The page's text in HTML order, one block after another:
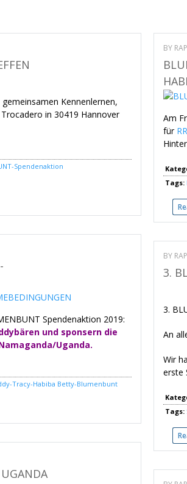
Kennenlernen,
in 30419 Hannover
Spendenaktion
BY
Am
für
Tags:
Spendenaktion 2019:
und sponsern die
Uganda.
Tracy-Habiba Betty-Blumenbunt
BY
3.
3.
An
Wir
erste
Tags: